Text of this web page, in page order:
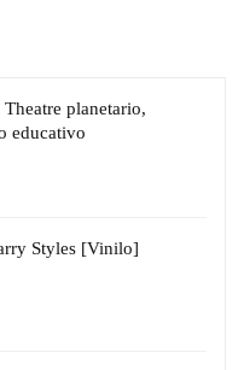
planetario,
educativo
Styles [Vinilo]